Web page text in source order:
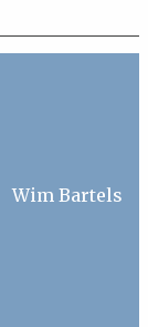
Wim Bartels